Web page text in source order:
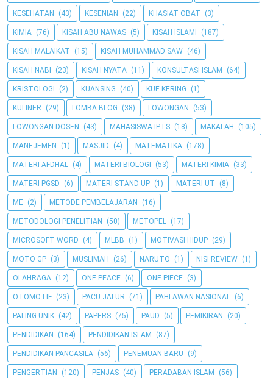
KESEHATAN (43) KESENIAN (22) KHASIAT OBAT (3)
KIMIA (76) KISAH ABU NAWAS (5) KISAH ISLAMI (187)
KISAH MALAIKAT (15) KISAH MUHAMMAD SAW (46)
KISAH NABI (23) KISAH NYATA (11) KONSULTASI ISLAM (64)
KRISTOLOGI (2) KUANSING (40) KUE KERING (1)
KULINER (29) LOMBA BLOG (38) LOWONGAN (53)
LOWONGAN DOSEN (43) MAHASISWA IPTS (18) MAKALAH (105)
MANEJEMEN (1) MASJID (4) MATEMATIKA (178)
MATERI AFDHAL (4) MATERI BIOLOGI (53) MATERI KIMIA (33)
MATERI PGSD (6) MATERI STAND UP (1) MATERI UT (8)
ME (2) METODE PEMBELAJARAN (16)
METODOLOGI PENELITIAN (50) METOPEL (17)
MICROSOFT WORD (4) MLBB (1) MOTIVASI HIDUP (29)
MOTO GP (3) MUSLIMAH (26) NARUTO (1) NISI REVIEW (1)
OLAHRAGA (12) ONE PEACE (6) ONE PIECE (3)
OTOMOTIF (23) PACU JALUR (71) PAHLAWAN NASIONAL (6)
PALING UNIK (42) PAPERS (75) PAUD (5) PEMIKIRAN (20)
PENDIDIKAN (164) PENDIDIKAN ISLAM (87)
PENDIDIKAN PANCASILA (56) PENEMUAN BARU (9)
PENGERTIAN (120) PENJAS (40) PERADABAN ISLAM (56)